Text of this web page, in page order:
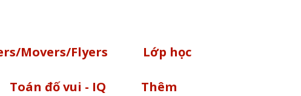
Movers/Flyers Lớp học
Toán đố vui - IQ Thêm